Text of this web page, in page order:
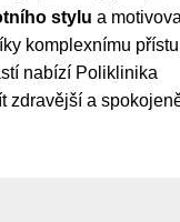
stylu a
komplexnímu
nabízí Poliklinika
zdravější a